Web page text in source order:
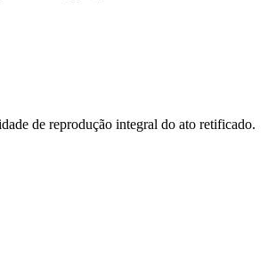
de reprodução integral do ato retificado.